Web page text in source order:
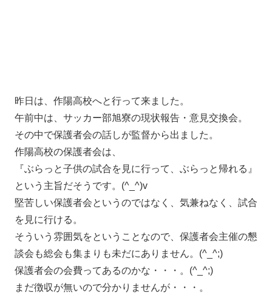
昨日は、作陽高校へと行って来ました。
午前中は、サッカー部旭寮の現状報告・意見交換会。
その中で保護者会の話しが監督から出ました。
作陽高校の保護者会は、
『ぶらっと子供の試合を見に行って、ぶらっと帰れる』
という主旨だそうです。(^_^)v
堅苦しい保護者会というのではなく、気兼ねなく、試合
を見に行ける。
そういう雰囲気をということなので、保護者会主催の懇
談会も総会も集まりも未だにありません。(^_^;)
保護者会の会費ってあるのかな・・・。(^_^;)
まだ徴収が無いので分かりませんが・・・。